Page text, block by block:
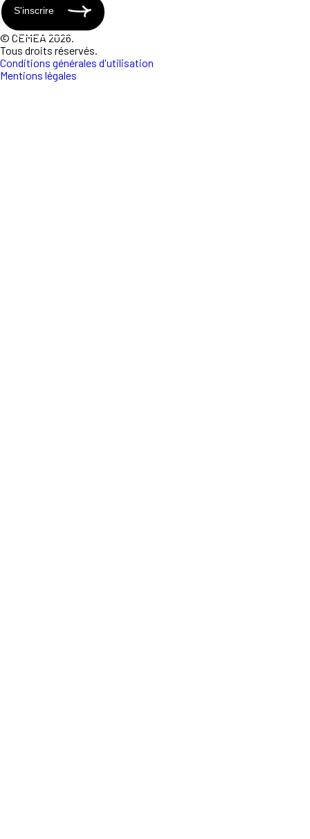
S'inscrire
© CEMEA 2026.
Tous droits réservés.
Conditions générales d'utilisation
Mentions légales